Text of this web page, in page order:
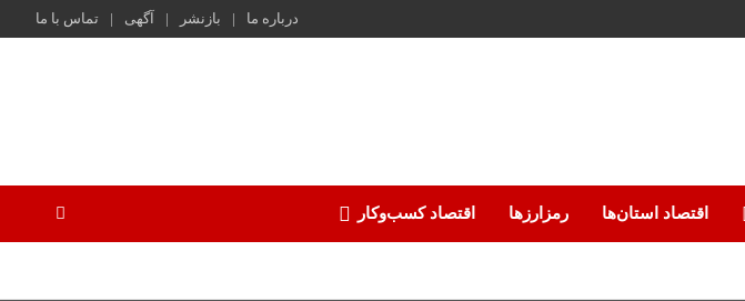
درباره ما بازنشر آگهی تماس با ما
اقتصاد استان‌ها رمزارزها اقتصاد کسب‌و‌کار